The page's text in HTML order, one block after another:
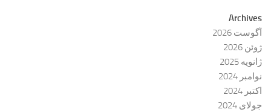
Archives
آگوست 2026
ژوئن 2026
ژانویه 2025
نوامبر 2024
اکتبر 2024
جولای 2024